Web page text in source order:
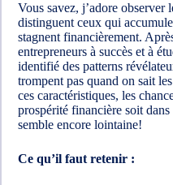
Vous savez, j’adore observer
distinguent ceux qui
stagnent financièrement.
entrepreneurs à succès et à
identifié des patterns
trompent pas quand on sait
ces caractéristiques, les
prospérité financière soit
semble encore lointaine!
Ce qu’il faut retenir :